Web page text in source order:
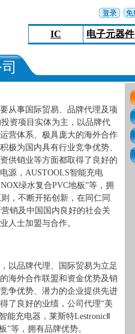
IC 电子元器件
从事国际贸易、品牌代理及项
资项目实体为主，以品牌代
营体系、极具庞大的海外合作
极为国内具有行业竞争优势、
供销业等方面都取得了良好的
源，AUSTOOLS智能充电
绿水复合PVC地板”等，拥
，不断开拓创新，在同仁同
销及中国国内良好的社会关
人士加盟与合作。
以品牌代理、国际贸易为立足
海外合作联盟和资金优势及销
争优势、潜力的企业提供先进
了良好的业绩，公司代理“美
能充电器，莱斯特LestronicⅡ
”等，拥有品牌优势。